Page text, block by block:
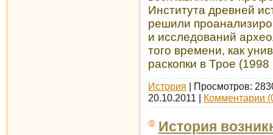
Института древней
решили
и исследований
того времени, как
раскопки в Трое (1998
История | Просмотров:
20.10.2011 | Комментарии
История